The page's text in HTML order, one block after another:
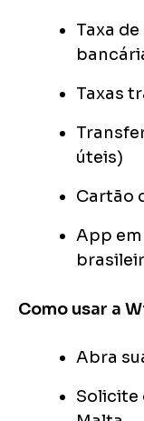
Taxa
Taxas
úteis)
Cartão
App
Como usar a
Abra
Solicite